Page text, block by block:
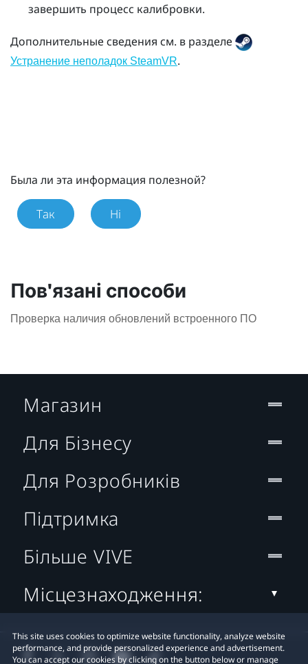
завершить процесс калибровки.
Дополнительные сведения см. в разделе
Устранение неполадок SteamVR.
Была ли эта информация полезной?
Так Ні
Пов'язані способи
Проверка наличия обновлений встроенного ПО
This site uses cookies to optimize website functionality, analyze website
performance, and provide personalized experience and advertisement.
You can accept our cookies by clicking on the button below or manage
Магазин
Для Бізнесу
Для Розробників
Підтримка
Більше VIVE
Місцезнаходження: